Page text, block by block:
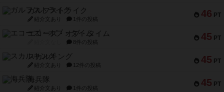
46 PT
ガルフストライク
紹介文あり 1件の投稿
45 PT
エコーズ・オブ・タイム
8件の投稿
45 PT
スカルキング
紹介文あり 12件の投稿
45 PT
海兵隊
紹介文あり 1件の投稿